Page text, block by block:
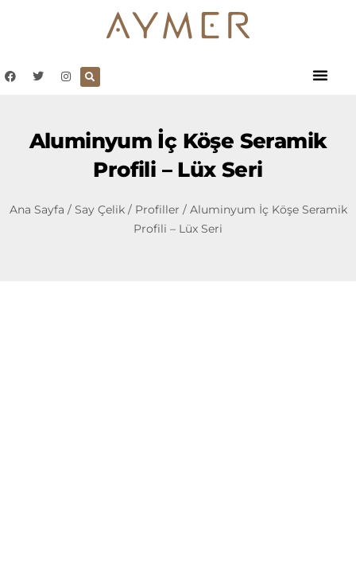
Aluminyum İç Köşe Seramik
Profili – Lüx Seri
Ana Sayfa / Say Çelik/ Profiller / Aluminyum İç Köşe Seramik
Profili – Lüx Seri